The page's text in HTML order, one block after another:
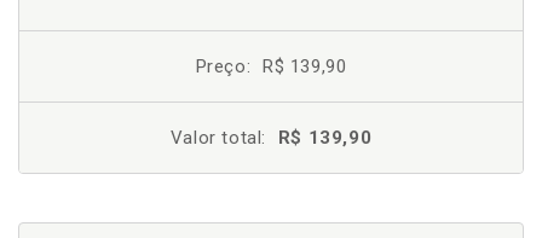
Preço: R$ 139,90
Valor total: R$ 139,90